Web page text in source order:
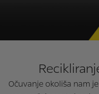
Očuvanje okoliša nam